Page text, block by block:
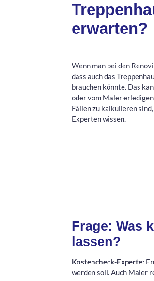
erwarten?
Wenn man bei den
dass auch das
brauchen könnte. Das
oder vom Maler
Fällen zu kalkulieren
Experten wissen.
Frage: Was
lassen?
Kostencheck-Experte:
werden soll. Auch Maler